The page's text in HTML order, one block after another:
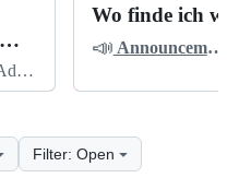
openWB Admin
Wo finde ich
📣 Announcements
Filter: Open